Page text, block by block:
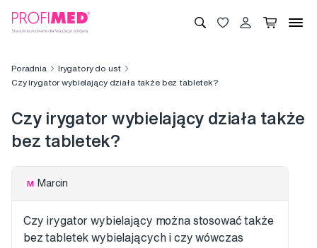
Poradnia
Irygatory do ust
Czy irygator wybielający działa także bez tabletek?
Czy irygator wybielający działa także
bez tabletek?
M Marcin
Czy irygator wybielający można stosować także
bez tabletek wybielających i czy wówczas